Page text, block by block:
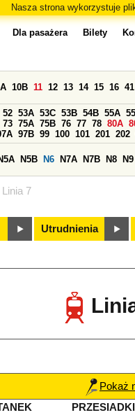
Nasza strona wykorzystuje
Linia 7
Dla pasażera Bilety
10B 11 12 13 14 15 16 41
52 53A 53C 53B 54B 55A
73 75A 75B 76 77 78 80A
97B 99 100 101 201 202
N5B N6 N7A N7B N8 N9
Utrudnienia
Pokaż
PRZESIADKI